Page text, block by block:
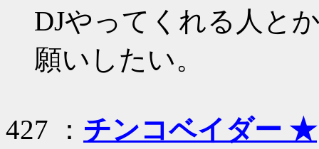
DJやってくれる人と
願いしたい。
427 ： チンコベイダー ★